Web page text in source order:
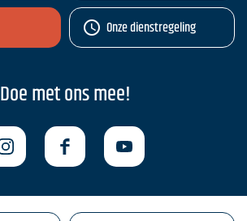
Onze dienstregeling
Doe met ons mee!